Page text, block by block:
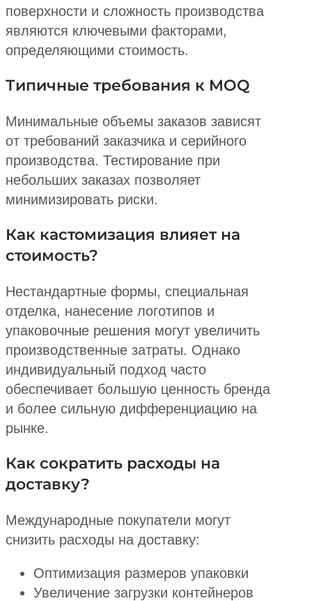
поверхности и сложность производства
являются ключевыми факторами,
определяющими стоимость.
Типичные требования к MOQ
Минимальные объемы заказов зависят
от требований заказчика и серийного
производства. Тестирование при
небольших заказах позволяет
минимизировать риски.
Как кастомизация влияет на
стоимость?
Нестандартные формы, специальная
отделка, нанесение логотипов и
упаковочные решения могут увеличить
производственные затраты. Однако
индивидуальный подход часто
обеспечивает большую ценность бренда
и более сильную дифференциацию на
рынке.
Как сократить расходы на
доставку?
Международные покупатели могут
снизить расходы на доставку:
Оптимизация размеров упаковки
Увеличение загрузки контейнеров